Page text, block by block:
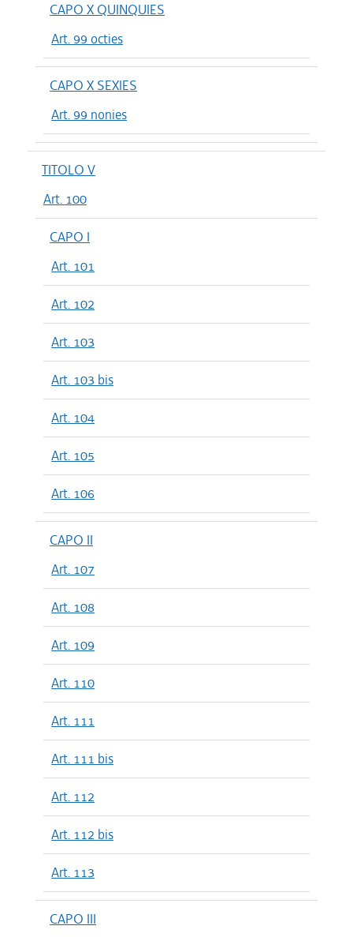
CAPO X QUINQUIES
Art. 99 octies
CAPO X SEXIES
Art. 99 nonies
TITOLO V
Art. 100
CAPO I
Art. 101
Art. 102
Art. 103
Art. 103 bis
Art. 104
Art. 105
Art. 106
CAPO II
Art. 107
Art. 108
Art. 109
Art. 110
Art. 111
Art. 111 bis
Art. 112
Art. 112 bis
Art. 113
CAPO III